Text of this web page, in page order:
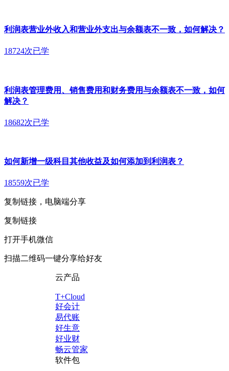
利润表营业外收入和营业外支出与余额表不一致，如何解决？
18724次已学
利润表管理费用、销售费用和财务费用与余额表不一致，如何
解决？
18682次已学
如何新增一级科目其他收益及如何添加到利润表？
18559次已学
复制链接，电脑端分享
复制链接
打开手机微信
扫描二维码一键分享给好友
云产品
T+Cloud
好会计
易代账
好生意
好业财
畅云管家
软件包